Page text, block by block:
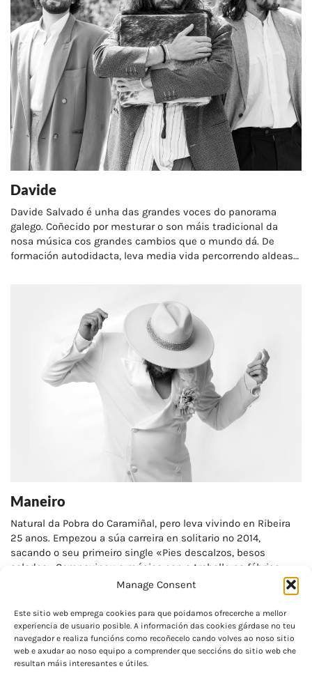
Manage Consent
Este sitio web emprega cookies para que poidamos ofrecerche a mellor
experiencia de usuario posible. A información das cookies gárdase no teu
navegador e realiza funcións como recoñecelo cando volves ao noso sitio
web e axudar ao noso equipo a comprender que seccións do sitio web che
resultan máis interesantes e útiles.
Davide
Davide Salvado é unha das grandes voces do panorama
galego. Coñecido por mesturar o son máis tradicional da
nosa música cos grandes cambios que o mundo dá. De
formación autodidacta, leva media vida percorrendo aldeas
Maneiro
Natural da Pobra do Caramiñal, pero leva vivindo en Ribeira
25 anos. Empezou a súa carreira en solitario no 2014,
sacando o seu primeiro single «Pies descalzos, besos
salados».Compaxinou a música con o traballo na fábrica
onde exercía de condutor…